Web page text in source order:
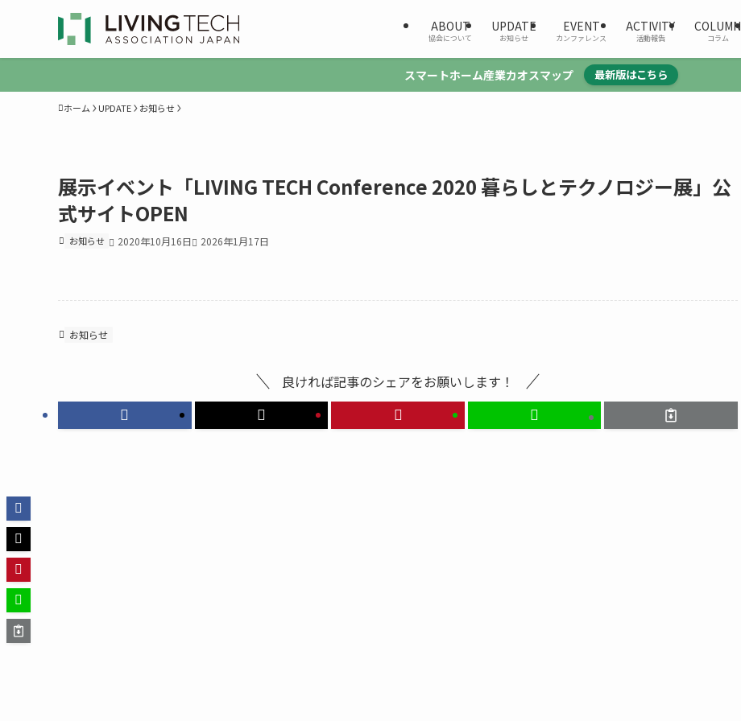
ABOUT
協会について
UPDATE
お知らせ
EVENT
カンファレンス
ACTIVITY
活動報告
COLUMN
コラム
スマートホーム産業カオスマップ 最新版はこちら
ホーム UPDATE お知らせ
展示イベント「LIVING TECH Conference 2020 暮らしとテクノロジー展」公
式サイトOPEN
お知らせ 2020年10月16日 2026年1月17日
お知らせ
良ければ記事のシェアをお願いします！